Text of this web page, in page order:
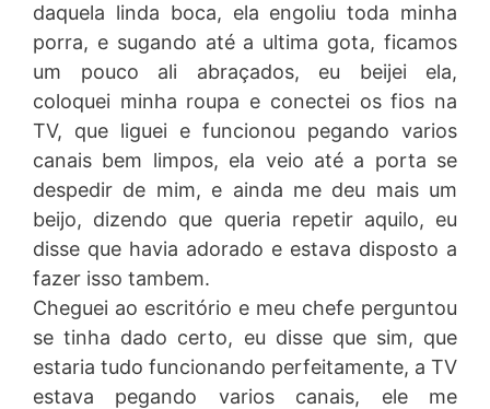
daquela linda boca, ela engoliu toda minha
porra, e sugando até a ultima gota, ficamos
um pouco ali abraçados, eu beijei ela,
coloquei minha roupa e conectei os fios na
TV, que liguei e funcionou pegando varios
canais bem limpos, ela veio até a porta se
despedir de mim, e ainda me deu mais um
beijo, dizendo que queria repetir aquilo, eu
disse que havia adorado e estava disposto a
fazer isso tambem.
Cheguei ao escritório e meu chefe perguntou
se tinha dado certo, eu disse que sim, que
estaria tudo funcionando perfeitamente, a TV
estava pegando varios canais, ele me